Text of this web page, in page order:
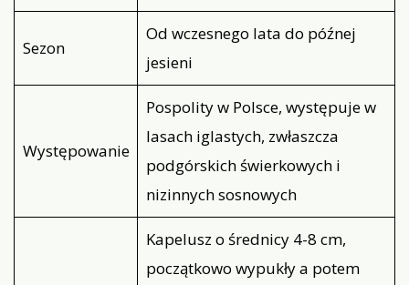
Sezon
Od wczesnego lata do późnej
jesieni
Występowanie
Pospolity w Polsce, występuje w
lasach iglastych, zwłaszcza
podgórskich świerkowych i
nizinnych sosnowych
Kapelusz o średnicy 4-8 cm,
początkowo wypukły a potem